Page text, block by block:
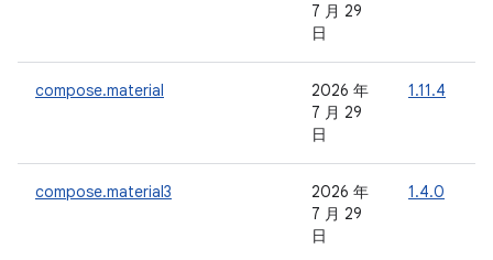
7 月 29
日
compose.material
2026 年
7 月 29
日
1.11.4
compose.material3
2026 年
7 月 29
日
1.4.0